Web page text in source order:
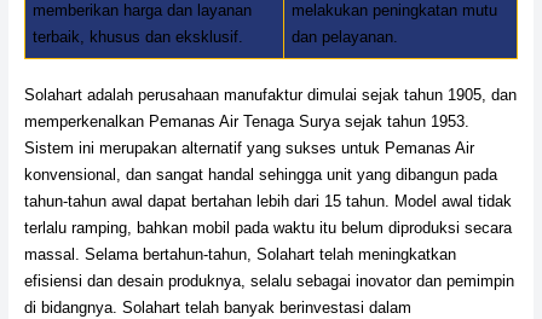
memberikan harga dan layanan
terbaik, khusus dan eksklusif.
melakukan peningkatan mutu
dan pelayanan.
Solahart adalah perusahaan manufaktur dimulai sejak tahun 1905, dan
memperkenalkan Pemanas Air Tenaga Surya sejak tahun 1953.
Sistem ini merupakan alternatif yang sukses untuk Pemanas Air
konvensional, dan sangat handal sehingga unit yang dibangun pada
tahun-tahun awal dapat bertahan lebih dari 15 tahun. Model awal tidak
terlalu ramping, bahkan mobil pada waktu itu belum diproduksi secara
massal. Selama bertahun-tahun, Solahart telah meningkatkan
efisiensi dan desain produknya, selalu sebagai inovator dan pemimpin
di bidangnya. Solahart telah banyak berinvestasi dalam